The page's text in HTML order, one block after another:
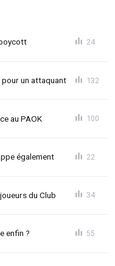
24
un attaquant 132
au PAOK 100
également 22
du Club 34
enfin ? 55